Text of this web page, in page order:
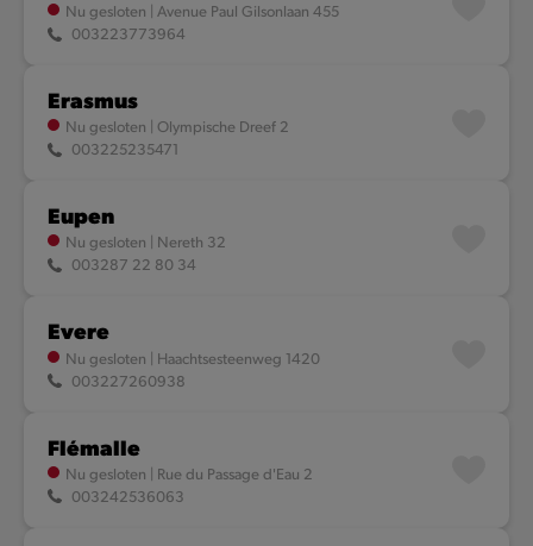
Nu gesloten
Avenue Paul Gilsonlaan 455
003223773964
Erasmus
Nu gesloten
Olympische Dreef 2
003225235471
Eupen
Nu gesloten
Nereth 32
003287 22 80 34
Evere
Nu gesloten
Haachtsesteenweg 1420
003227260938
Flémalle
Nu gesloten
Rue du Passage d'Eau 2
003242536063